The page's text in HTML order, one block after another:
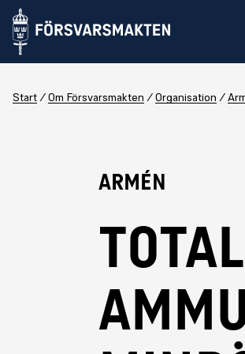
Start Om Försvarsmakten Organisation
Armén